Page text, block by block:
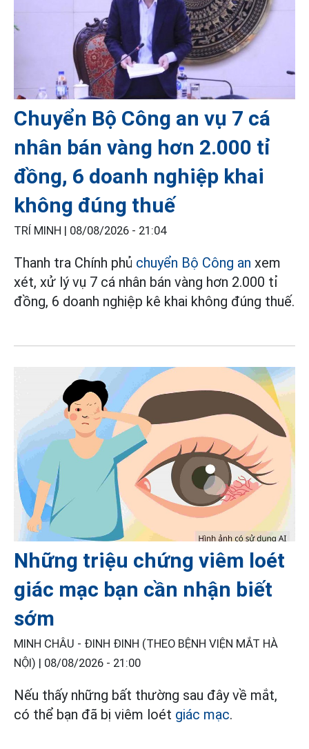
Chuyển Bộ Công an vụ 7 cá
nhân bán vàng hơn 2.000 tỉ
đồng, 6 doanh nghiệp khai
không đúng thuế
TRÍ MINH | 08/08/2026 - 21:04
Thanh tra Chính phủ chuyển Bộ Công an xem
xét, xử lý vụ 7 cá nhân bán vàng hơn 2.000 tỉ
đồng, 6 doanh nghiệp kê khai không đúng thuế.
Những triệu chứng viêm loét
giác mạc bạn cần nhận biết
sớm
MINH CHÂU - ĐINH ĐINH (THEO BỆNH VIỆN MẮT HÀ
NỘI) | 08/08/2026 - 21:00
Nếu thấy những bất thường sau đây về mắt,
có thể bạn đã bị viêm loét giác mạc.